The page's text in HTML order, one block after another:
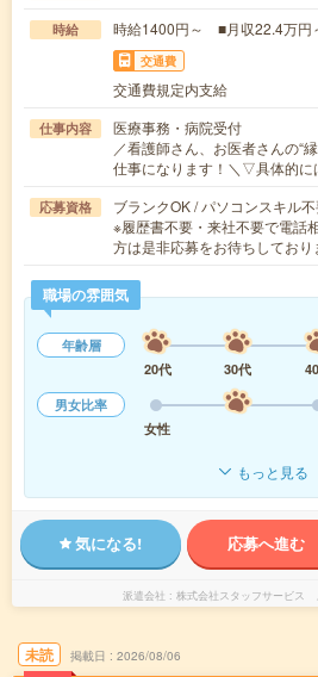
時給 時給1400円～ ■月収22.4万円
交通費
交通費規定内支給
仕事内容
医療事務・病院受付
／看護師さん、お医者さんの“
仕事になります！＼▽具体的
応募資格
ブランクOK / パソコンスキル
※履歴書不要・来社不要で電話
方は是非応募をお待ちしてお
職場の雰囲気
年齢層
20代
30代
男女比率
女性
もっと見る
気になる! 応募へ進む
派遣会社 株式会社スタッフサービス
未読 掲載日 2026/08/06